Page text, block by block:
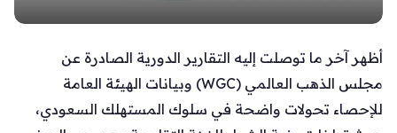
أظهر آخر ما توصلت إليه التقارير الدورية الصادرة عن
مجلس الذهب العالمي (WGC) وبيانات الهيئة العامة
للإحصاء تحولات واضحة في سلوك المستهلك السعودي،